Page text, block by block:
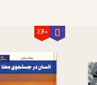
٪60